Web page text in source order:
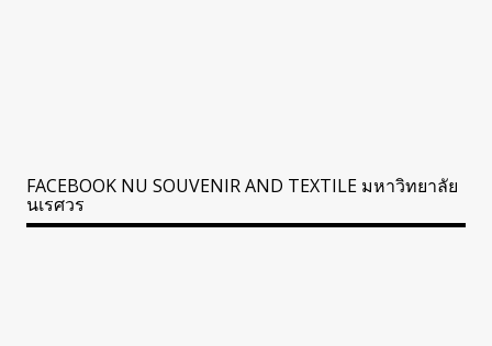
FACEBOOK NU SOUVENIR AND TEXTILE มหาวิทยาลัย
นเรศวร